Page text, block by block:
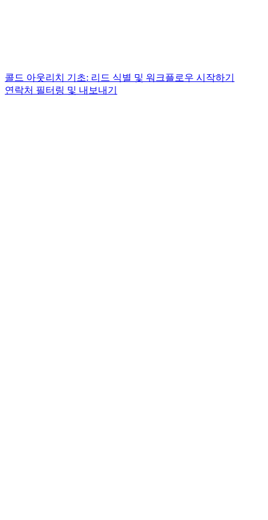
콜드 아웃리치 기초: 리드 식별 및 워크플로우 시작하기
연락처 필터링 및 내보내기